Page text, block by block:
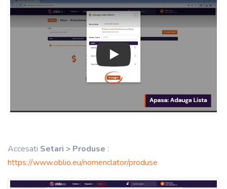
Accesati Setari > Produse :
https://www.oblio.eu/nomenclator/produse